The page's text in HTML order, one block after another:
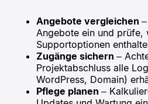
Angebote vergleichen
Angebote ein und prüfe,
Supportoptionen
Zugänge sichern–
Projektabschluss alle
WordPress, Domain)
Pflege planen–